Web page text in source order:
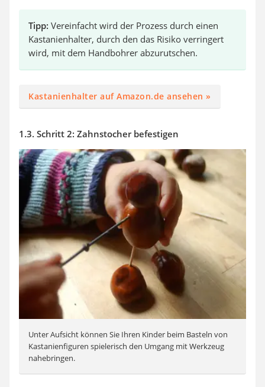
Tipp: Vereinfacht wird der Prozess durch einen
Kastanienhalter, durch den das Risiko verringert
wird, mit dem Handbohrer abzurutschen.
Kastanienhalter auf Amazon.de ansehen »
1.3. Schritt 2: Zahnstocher befestigen
Unter Aufsicht können Sie Ihren Kinder beim Basteln von
Kastanienfiguren spielerisch den Umgang mit Werkzeug
nahebringen.